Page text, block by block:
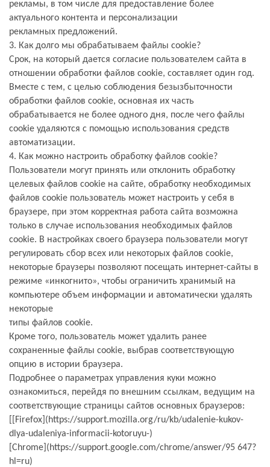
рекламы, в том числе для предоставление более
актуального контента и персонализации
рекламных предложений.
3. Как долго мы обрабатываем файлы сookie?
Срок, на который дается согласие пользователем сайта в
отношении обработки файлов сookie, составляет один год.
Вместе с тем, с целью соблюдения безызбыточности
обработки файлов сookie, основная их часть
обрабатывается не более одного дня, после чего файлы
сookie удаляются с помощью использования средств
автоматизации.
4. Как можно настроить обработку файлов сookie?
Пользователи могут принять или отклонить обработку
целевых файлов cookie на сайте, обработку необходимых
файлов cookie пользователь может настроить у себя в
браузере, при этом корректная работа сайта возможна
только в случае использования необходимых файлов
cookie. В настройках своего браузера пользователи могут
регулировать сбор всех или некоторых файлов сookie,
некоторые браузеры позволяют посещать интернет-сайты в
режиме «инкогнито», чтобы ограничить хранимый на
компьютере объем информации и автоматически удалять
некоторые
типы файлов cookie.
Кроме того, пользователь может удалить ранее
сохраненные файлы сookie, выбрав соответствующую
опцию в истории браузера.
Подробнее о параметрах управления куки можно
ознакомиться, перейдя по внешним ссылкам, ведущим на
соответствующие страницы сайтов основных браузеров:
[[Firefox](https://support.mozilla.org/ru/kb/udalenie-kukov-
dlya-udaleniya-informacii-kotoruyu-)
[Chrome](https://support.google.com/chrome/answer/95 647?
hl=ru)